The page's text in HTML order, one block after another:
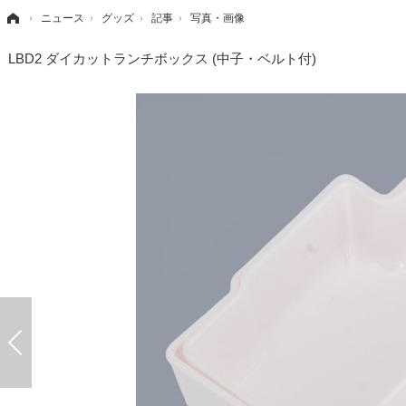
› ニュース › グッズ › 記事 › 写真・画像
LBD2 ダイカットランチボックス (中子・ベルト付)